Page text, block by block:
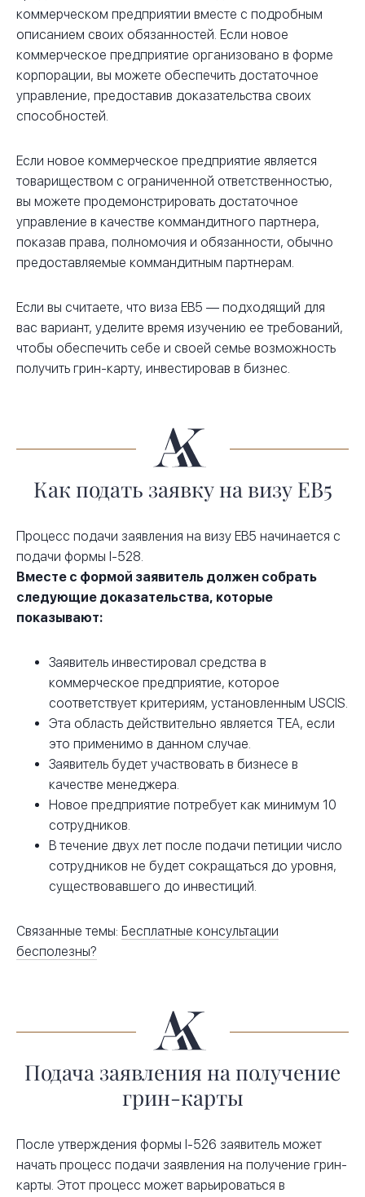
коммерческом предприятии вместе с подробным
описанием своих обязанностей. Если новое
коммерческое предприятие организовано в форме
корпорации, вы можете обеспечить достаточное
управление, предоставив доказательства своих
способностей.
Если новое коммерческое предприятие является
товариществом с ограниченной ответственностью,
вы можете продемонстрировать достаточное
управление в качестве коммандитного партнера,
показав права, полномочия и обязанности, обычно
предоставляемые коммандитным партнерам.
Если вы считаете, что виза EB5 — подходящий для
вас вариант, уделите время изучению ее требований,
чтобы обеспечить себе и своей семье возможность
получить грин-карту, инвестировав в бизнес.
Как подать заявку на визу EB5
Процесс подачи заявления на визу EB5 начинается с
подачи формы I-528.
Вместе с формой заявитель должен собрать
следующие доказательства, которые
показывают:
Заявитель инвестировал средства в
коммерческое предприятие, которое
соответствует критериям, установленным USCIS.
Эта область действительно является TEA, если
это применимо в данном случае.
Заявитель будет участвовать в бизнесе в
качестве менеджера.
Новое предприятие потребует как минимум 10
сотрудников.
В течение двух лет после подачи петиции число
сотрудников не будет сокращаться до уровня,
существовавшего до инвестиций.
Связанные темы: Бесплатные консультации
бесполезны?
Подача заявления на получение
грин-карты
После утверждения формы I-526 заявитель может
начать процесс подачи заявления на получение грин-
карты. Этот процесс может варьироваться в